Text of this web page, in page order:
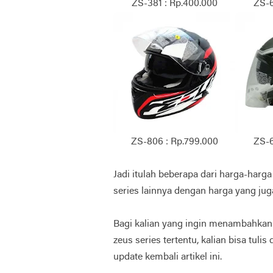
ZS-381 : Rp.400.000 ZS-
ZS-806 : Rp.799.000 ZS-
Jadi itulah beberapa dari harga-
series lainnya dengan harga yang
Bagi kalian yang ingin
zeus series tertentu, kalian bisa tulis
update kembali artikel ini.